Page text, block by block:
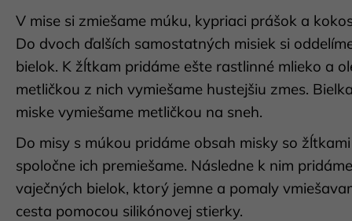
V mise si zmiešame múku, kypriaci prášok a
Do dvoch ďalších samostatných misiek si
bielok. K žĺtkam pridáme ešte rastlinné mlieko a
metličkou z nich vymiešame hustejšiu zmes.
miske vymiešame metličkou na sneh.
Do misy s múkou pridáme obsah misky so
spoločne ich premiešame. Následne k nim
vaječných bielok, ktorý jemne a pomaly
cesta pomocou silikónovej stierky.